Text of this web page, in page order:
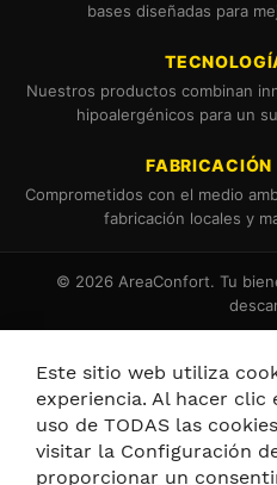
bases diseñadas para
Nuestros productos combinan
hipoalergénicos para un
FABRICACIÓN
Comprometidos con el medio
fabricación locales y
© 2026 AreaConfort. Tu
Este sitio web utiliza
experiencia. Al hacer clic
uso de TODAS las
visitar la Configuración
proporcionar un